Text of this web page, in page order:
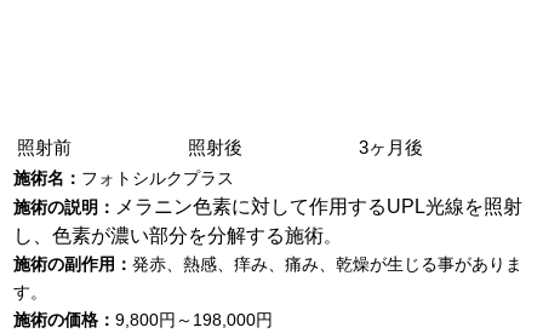
照射前 照射後
3ヶ月後
施術名： フォトシルクプラス
施術の説明： メラニン色素に対して作用するUPL光線を照射
し、色素が濃い部分を分解する施術。
施術の副作用：発赤、熱感、痒み、痛み、乾燥が生じる事がありま
す。
施術の価格：9,800円～198,000円